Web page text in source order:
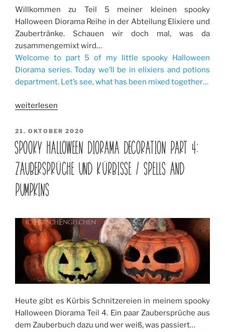
Willkommen zu Teil 5 meiner kleinen spooky
Halloween Diorama Reihe in der Abteilung Elixiere und
Zaubertränke. Schauen wir doch mal, was da
zusammengemixt wird…
Welcome to part 5 of my little spooky Halloween
Diorama series. Today we’ll be in elixiers and potions
department. Let’s see, what has been mixed together…
„Spooky
Diorama
Decoration
part
5:
Elixiere
und
Elixiers
and
potions“
weiterlesen
VERÖFFENTLICHT
AM
21. OKTOBER 2020
SPOOKY HALLOWEEN DIORAMA DECORATION PART 4:
ZAUBERSPRÜCHE UND KÜRBISSE / SPELLS AND
PUMPKINS
Heute gibt es Kürbis Schnitzereien in meinem spooky
Halloween Diorama Teil 4. Ein paar Zaubersprüche aus
dem Zauberbuch dazu und wer weiß, was passiert…